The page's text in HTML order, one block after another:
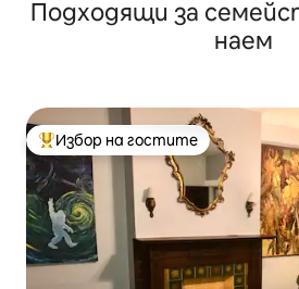
подобрения
Подходящи за
наем
Най-популярен избор на гостите
Избор на гостите